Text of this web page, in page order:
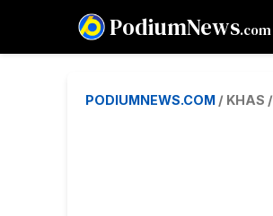
PodiumNews.com
PODIUMNEWS.COM / KHAS /